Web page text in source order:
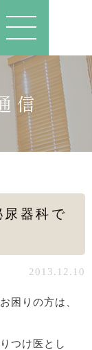
信
尿器科で
2013.12.10
困りの方は、
つけ医とし